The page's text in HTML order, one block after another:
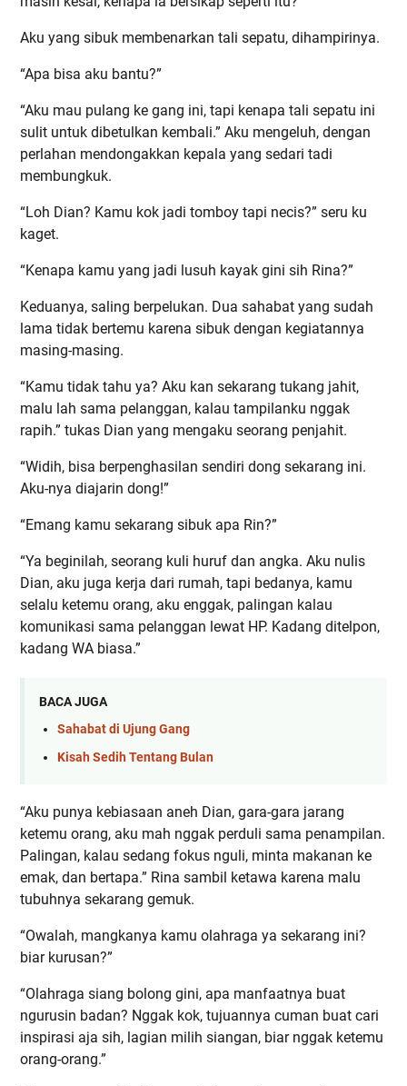
Aku yang sibuk membenarkan tali sepatu, dihampirinya.
“Apa bisa aku bantu?”
“Aku mau pulang ke gang ini, tapi kenapa tali sepatu ini
sulit untuk dibetulkan kembali.” Aku mengeluh, dengan
perlahan mendongakkan kepala yang sedari tadi
membungkuk.
“Loh Dian? Kamu kok jadi tomboy tapi necis?” seru ku
kaget.
“Kenapa kamu yang jadi lusuh kayak gini sih Rina?”
Keduanya, saling berpelukan. Dua sahabat yang sudah
lama tidak bertemu karena sibuk dengan kegiatannya
masing-masing.
“Kamu tidak tahu ya? Aku kan sekarang tukang jahit,
malu lah sama pelanggan, kalau tampilanku nggak
rapih.” tukas Dian yang mengaku seorang penjahit.
“Widih, bisa berpenghasilan sendiri dong sekarang ini.
Aku-nya diajarin dong!”
“Emang kamu sekarang sibuk apa Rin?”
“Ya beginilah, seorang kuli huruf dan angka. Aku nulis
Dian, aku juga kerja dari rumah, tapi bedanya, kamu
selalu ketemu orang, aku enggak, palingan kalau
komunikasi sama pelanggan lewat HP. Kadang ditelpon,
kadang WA biasa.”
BACA JUGA
Sahabat di Ujung Gang
Kisah Sedih Tentang Bulan
“Aku punya kebiasaan aneh Dian, gara-gara jarang
ketemu orang, aku mah nggak perduli sama penampilan.
Palingan, kalau sedang fokus nguli, minta makanan ke
emak, dan bertapa.” Rina sambil ketawa karena malu
tubuhnya sekarang gemuk.
“Owalah, mangkanya kamu olahraga ya sekarang ini?
biar kurusan?”
“Olahraga siang bolong gini, apa manfaatnya buat
ngurusin badan? Nggak kok, tujuannya cuman buat cari
inspirasi aja sih, lagian milih siangan, biar nggak ketemu
orang-orang.”